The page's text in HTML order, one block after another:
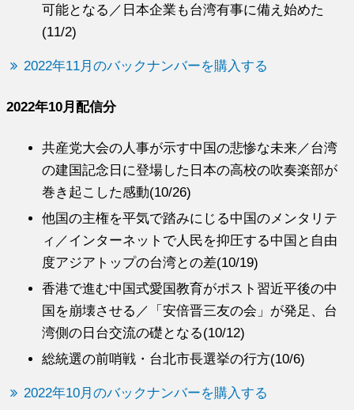
可能となる／日本企業も台湾有事に備え始めた
(11/2)
2022年11月のバックナンバーを購入する
2022年10月配信分
共産党大会の人事が示す中国の悲惨な未来／台湾
の建国記念日に登場した日本の高校の吹奏楽部が
巻き起こした感動(10/26)
他国の主権を平気で踏みにじる中国のメンタリテ
ィ／インターネットで人民を抑圧する中国と自由
度アジアトップの台湾との差(10/19)
香港で進む中国式愛国教育がポスト習近平後の中
国を崩壊させる／「安倍晋三友の会」が発足、台
湾側の日台交流の礎となる(10/12)
総統選の前哨戦・台北市長選挙の行方(10/6)
2022年10月のバックナンバーを購入する